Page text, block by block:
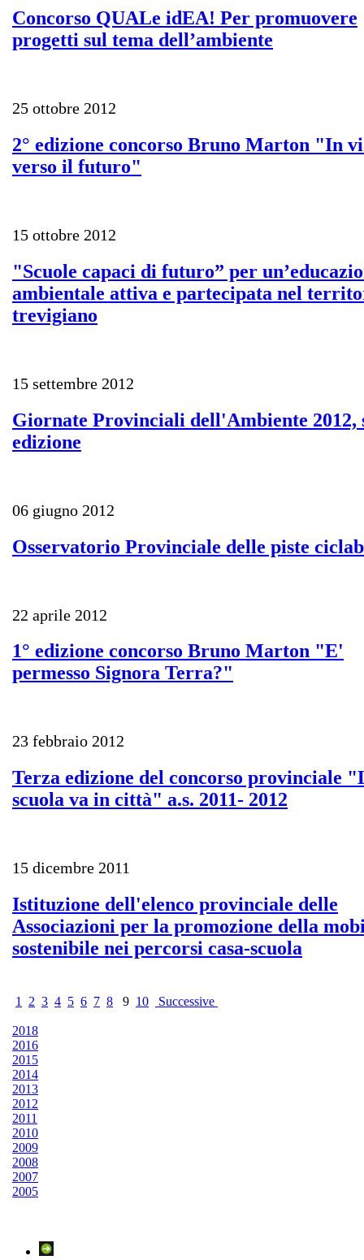
Concorso QUALe idEA! Per promuovere
progetti sul tema dell’ambiente
25 ottobre 2012
2° edizione concorso Bruno Marton "In
verso il futuro"
15 ottobre 2012
"Scuole capaci di futuro” per
ambientale attiva e partecipata nel
trevigiano
15 settembre 2012
Giornate Provinciali dell'Ambiente 2012,
edizione
06 giugno 2012
Osservatorio Provinciale delle piste
22 aprile 2012
1° edizione concorso Bruno Marton "E'
permesso Signora Terra?"
23 febbraio 2012
Terza edizione del concorso provinciale
scuola va in città" a.s. 2011- 2012
15 dicembre 2011
Istituzione dell'elenco provinciale delle
Associazioni per la promozione della
sostenibile nei percorsi casa-scuola
1 2 3 4 5 6 7 8 9 10 Successive
2018
2016
2015
2014
2013
2012
2011
2010
2009
2008
2007
2005